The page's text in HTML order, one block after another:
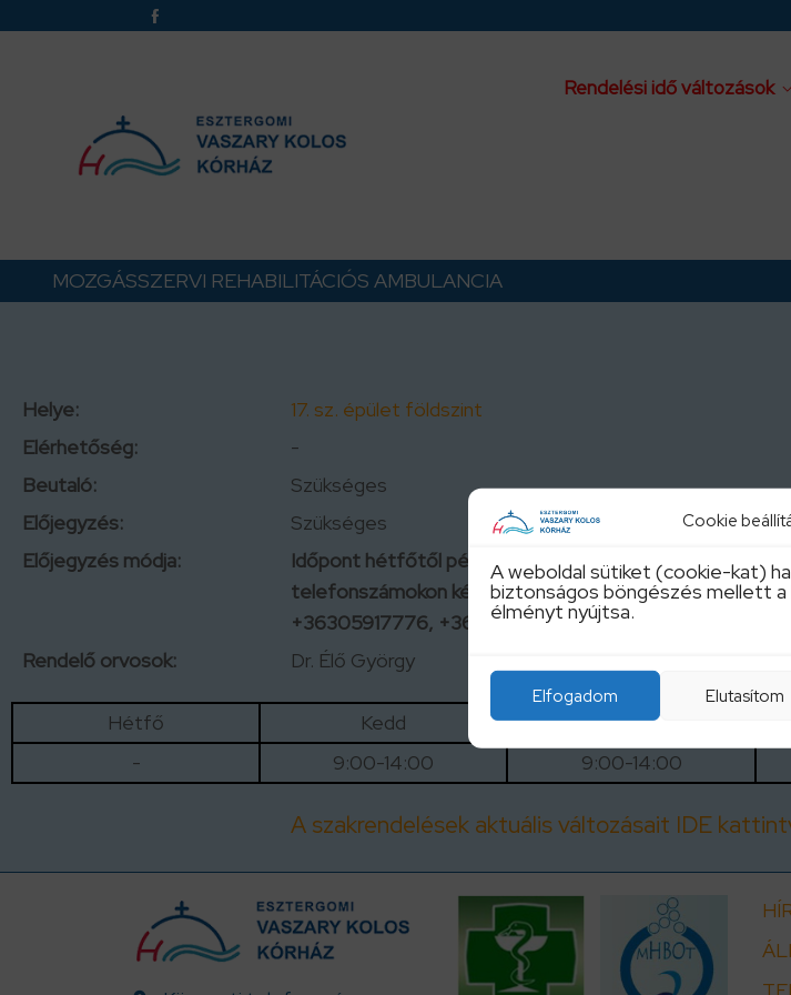
Cookie
A weboldal sütiket (cookie-kat)
biztonságos böngészés mellett a
élményt nyújtsa.
Elfogadom Elutasítom
Rendelési idő változások
MOZGÁSSZERVI REHABILITÁCIÓS AMBULANCIA
Helye:
17. sz. épület földszint
Elérhetőség:
-
Beutaló:
Szükséges
Előjegyzés:
Szükséges
Előjegyzés módja:
Időpont hétfőtől péntekig 7:30-15:00 óráig az alábbi
telefonszámokon kérhető: +36305917791,
+36305917776, +36305917799, (06-33)542-388
Rendelő orvosok:
Dr. Élő György
Hétfő Kedd Szerda
-
9:00-14:00 9:00-14:00
A szakrendelések aktuális változásait IDE